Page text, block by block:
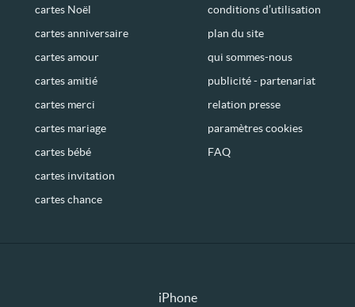
cartes Noël
cartes anniversaire
cartes amour
cartes amitié
cartes merci
cartes mariage
cartes bébé
cartes invitation
cartes chance
conditions d’utilisation
plan du site
qui sommes-nous
publicité - partenariat
relation presse
paramètres cookies
FAQ
iPhone